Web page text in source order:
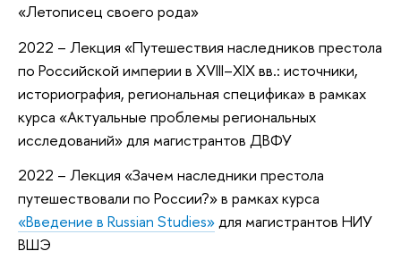
«Летописец своего рода»
2022 – Лекция «Путешествия наследников престола
по Российской империи в XVIII–XIX вв.: источники,
историография, региональная специфика» в рамках
курса «Актуальные проблемы региональных
исследований» для магистрантов ДВФУ
2022 – Лекция «Зачем наследники престола
путешествовали по России?» в рамках курса
«Введение в Russian Studies»для магистрантов НИУ
ВШЭ